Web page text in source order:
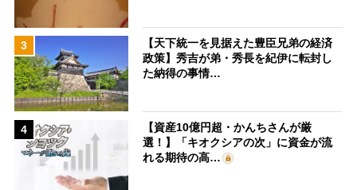
3
【天下統一を見据えた豊臣兄弟の経済
政策】秀吉が弟・秀長を紀伊に転封し
た納得の事情…
4
【資産10億円超・かんちさんが厳
選！】「キオクシアの次」に資金が流
れる期待の高…